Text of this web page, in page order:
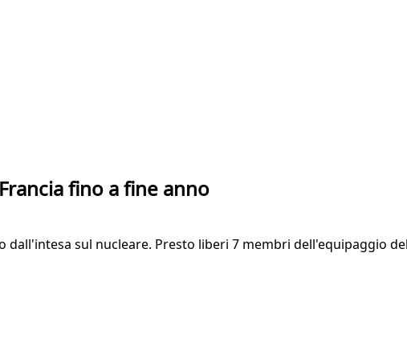
fino a fine anno
sul nucleare. Presto liberi 7 membri dell'equipaggio